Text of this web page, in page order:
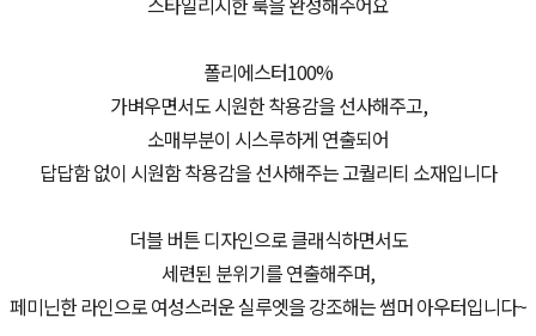
폴리에스터100%
가벼우면서도 시원한 착용감을 선사해주고,
소매부분이 시스루하게 연출되어
답답함 없이 시원함 착용감을 선사해주는 고퀄리티 소재입니다
더블 버튼 디자인으로 클래식하면서도
세련된 분위기를 연출해주며,
페미닌한 라인으로 여성스러운 실루엣을 강조해는 썸머 아우터입니다~